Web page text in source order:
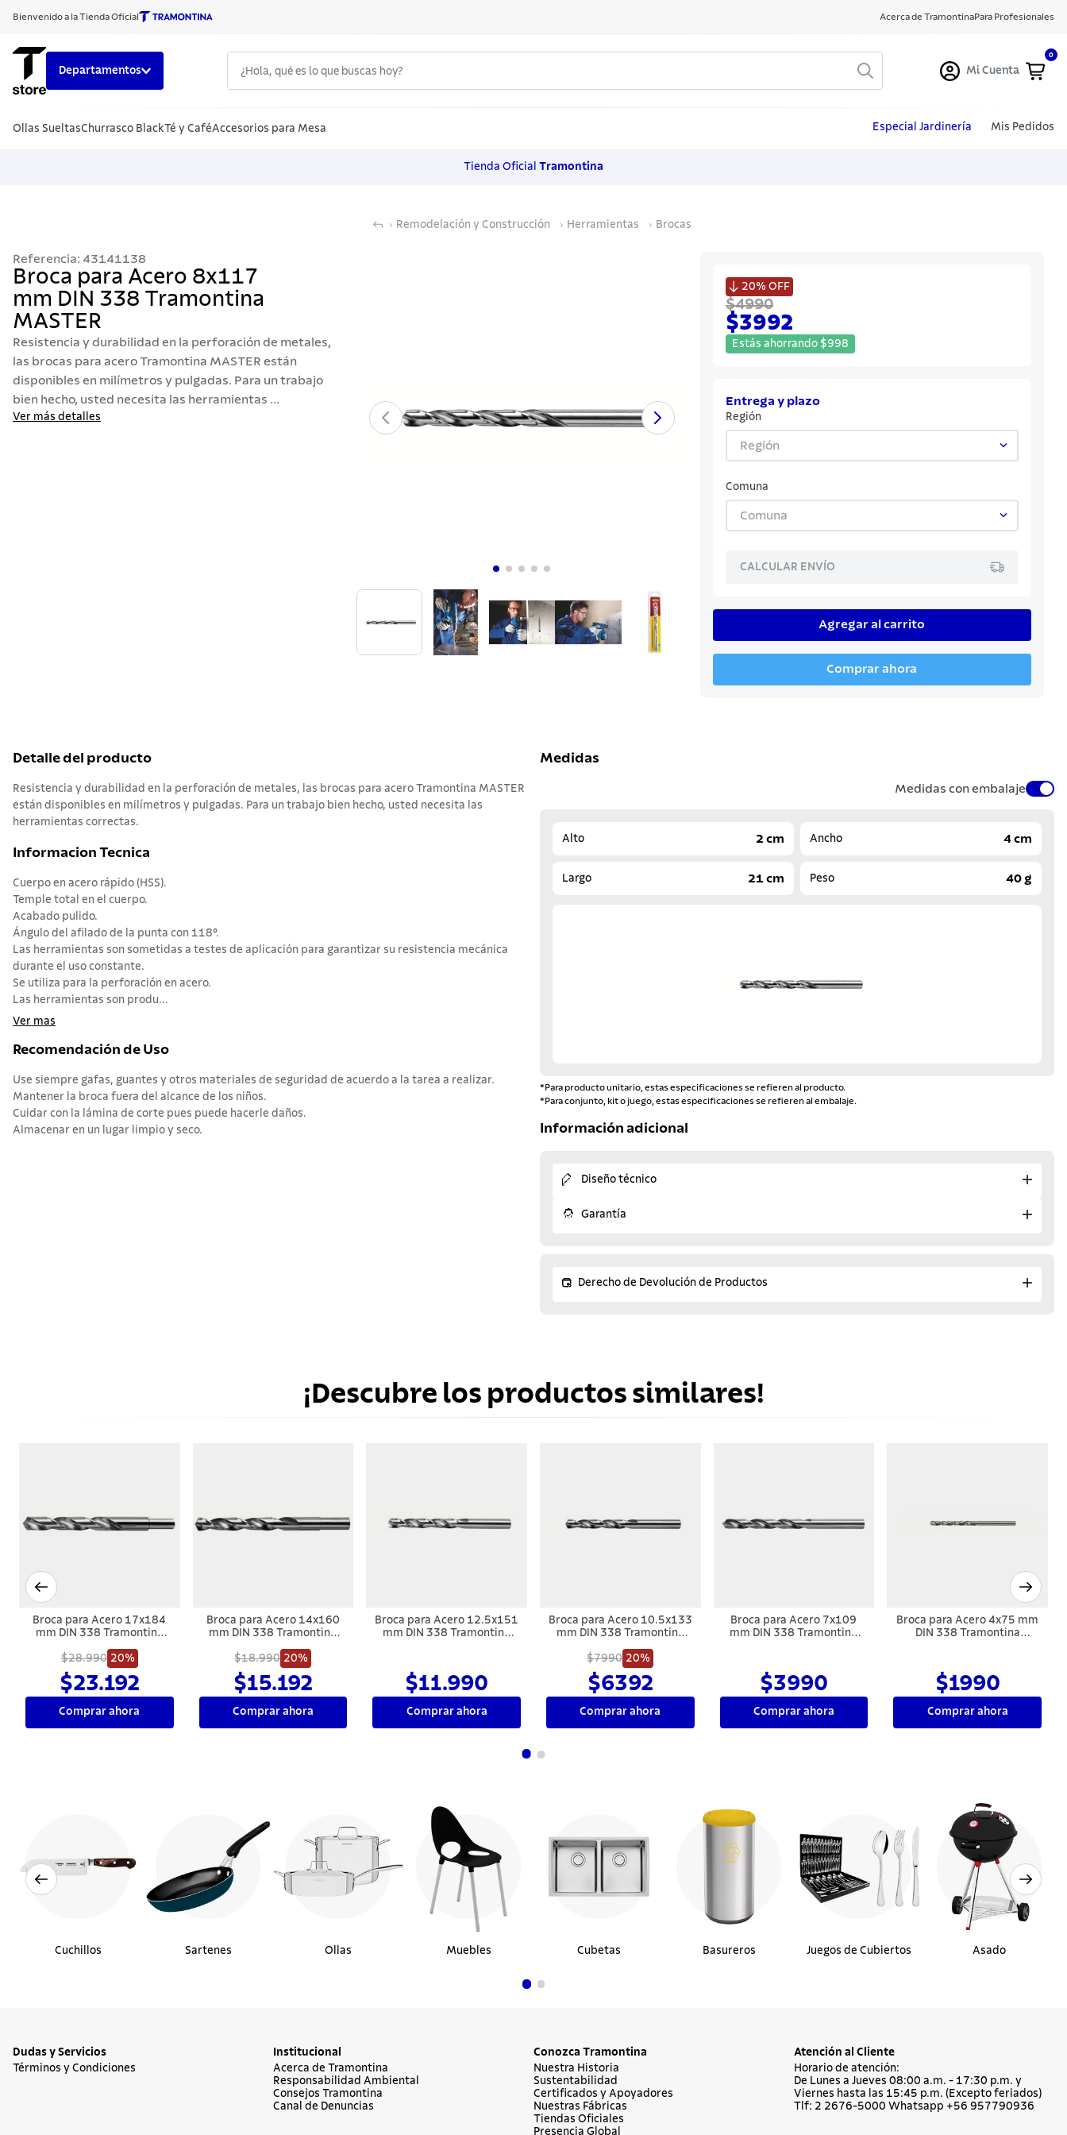
Bienvenido a la Tienda Oficial Acerca de TramontinaPara Profesionales
Departamentos Mi Cuenta
0
Ollas SueltasChurrasco BlackTé y CaféAccesorios para Mesa Especial Jardinería Mis Pedidos
Tienda Oficial Tramontina
Remodelación y Construcción Herramientas Brocas
Referencia: 43141138
Broca para Acero 8x117
mm DIN 338 Tramontina
MASTER
Resistencia y durabilidad en la perforación de metales,
las brocas para acero Tramontina MASTER están
disponibles en milímetros y pulgadas. Para un trabajo
bien hecho, usted necesita las herramientas ...
Ver más detalles
 20% OFF
$4990
$3992
Estás ahorrando $998
Entrega y plazo
Región
Región
Comuna
Comuna
CALCULAR ENVÍO
Agregar al carrito
Comprar ahora
Detalle del producto
Resistencia y durabilidad en la perforación de metales, las brocas para acero Tramontina MASTER
están disponibles en milímetros y pulgadas. Para un trabajo bien hecho, usted necesita las
herramientas correctas.
Informacion Tecnica
Cuerpo en acero rápido (HSS).
Temple total en el cuerpo.
Acabado pulido.
Ángulo del afilado de la punta con 118°.
Las herramientas son sometidas a testes de aplicación para garantizar su resistencia mecánica
durante el uso constante.
Se utiliza para la perforación en acero.
Las herramientas son produ...
Ver mas
Recomendación de Uso
Use siempre gafas, guantes y otros materiales de seguridad de acuerdo a la tarea a realizar.
Mantener la broca fuera del alcance de los niños.
Cuidar con la lámina de corte pues puede hacerle daños.
Almacenar en un lugar limpio y seco.
Medidas
Medidas con embalaje
Alto 2 cm Ancho 4 cm
Largo 21 cm Peso 40 g
*Para producto unitario, estas especificaciones se refieren al producto.
*Para conjunto, kit o juego, estas especificaciones se refieren al embalaje.
Información adicional
Diseño técnico
Garantía
Derecho de Devolución de Productos
¡Descubre los productos similares!
Broca para Acero 3.8x75
mm DIN 338 Tramontina
$1990 20%
$1592
Comprar ahora
Broca para Acero 3x61 mm
DIN 338 Tramontina
$1990
Comprar ahora
Broca para Acero 1x34 mm
DIN 338 Tramontina
$1990
Comprar ahora
Broca para acero 2x49 mm
DIN 338
$1990
Comprar ahora
Broca para Acero 17x184
mm DIN 338 Tramontina
$23.192
Comprar ahora
Broca para Acero 14x160
mm DIN 338 Tramontina
$15.192
Comprar ahora
Cuchillos Sartenes Ollas Muebles Cubetas Basureros Juegos de Cubiertos Asado
Dudas y Servicios
Términos y Condiciones
Institucional
Acerca de Tramontina
Responsabilidad Ambiental
Consejos Tramontina
Canal de Denuncias
Conozca Tramontina
Nuestra Historia
Sustentabilidad
Certificados y Apoyadores
Nuestras Fábricas
Tiendas Oficiales
Presencia Global
Atención al Cliente
Horario de atención:
De Lunes a Jueves 08:00 a.m. - 17:30 p.m. y
Viernes hasta las 15:45 p.m. (Excepto feriados)
Tlf: 2 2676-5000 Whatsapp +56 957790936
1.
cuchillos
442
10. termo